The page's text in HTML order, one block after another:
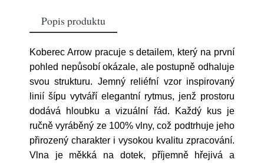
Popis produktu
Koberec Arrow pracuje s detailem, který na první
pohled nepůsobí okázale, ale postupně odhaluje
svou strukturu. Jemný reliéfní vzor inspirovaný
linií šípu vytváří elegantní rytmus, jenž prostoru
dodává hloubku a vizuální řád. Každý kus je
ručně vyráběný ze 100% vlny, což podtrhuje jeho
přirozený charakter i vysokou kvalitu zpracování.
Vlna je měkká na dotek, příjemně hřejivá a